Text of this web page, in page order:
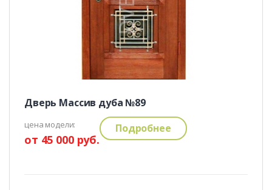
Дверь Массив дуба №89
цена модели:
от 45 000 руб.
Подробнее